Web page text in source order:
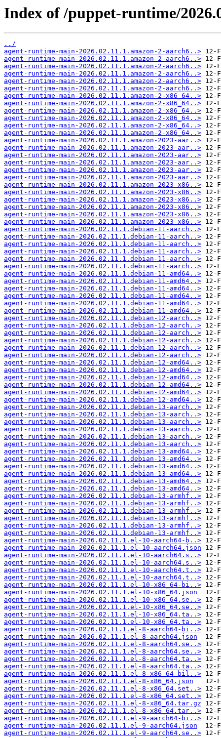
Index of /puppet-runtime/
../
agent-runtime-main-2026.02.11.1.amazon-2-aarch6..>
agent-runtime-main-2026.02.11.1.amazon-2-aarch6..>
agent-runtime-main-2026.02.11.1.amazon-2-aarch6..>
agent-runtime-main-2026.02.11.1.amazon-2-aarch6..>
agent-runtime-main-2026.02.11.1.amazon-2-aarch6..>
agent-runtime-main-2026.02.11.1.amazon-2-aarch6..>
agent-runtime-main-2026.02.11.1.amazon-2-x86_64..>
agent-runtime-main-2026.02.11.1.amazon-2-x86_64..>
agent-runtime-main-2026.02.11.1.amazon-2-x86_64..>
agent-runtime-main-2026.02.11.1.amazon-2-x86_64..>
agent-runtime-main-2026.02.11.1.amazon-2-x86_64..>
agent-runtime-main-2026.02.11.1.amazon-2-x86_64..>
agent-runtime-main-2026.02.11.1.amazon-2023-aar..>
agent-runtime-main-2026.02.11.1.amazon-2023-aar..>
agent-runtime-main-2026.02.11.1.amazon-2023-aar..>
agent-runtime-main-2026.02.11.1.amazon-2023-aar..>
agent-runtime-main-2026.02.11.1.amazon-2023-aar..>
agent-runtime-main-2026.02.11.1.amazon-2023-aar..>
agent-runtime-main-2026.02.11.1.amazon-2023-x86..>
agent-runtime-main-2026.02.11.1.amazon-2023-x86..>
agent-runtime-main-2026.02.11.1.amazon-2023-x86..>
agent-runtime-main-2026.02.11.1.amazon-2023-x86..>
agent-runtime-main-2026.02.11.1.amazon-2023-x86..>
agent-runtime-main-2026.02.11.1.amazon-2023-x86..>
agent-runtime-main-2026.02.11.1.debian-11-aarch..>
agent-runtime-main-2026.02.11.1.debian-11-aarch..>
agent-runtime-main-2026.02.11.1.debian-11-aarch..>
agent-runtime-main-2026.02.11.1.debian-11-aarch..>
agent-runtime-main-2026.02.11.1.debian-11-aarch..>
agent-runtime-main-2026.02.11.1.debian-11-aarch..>
agent-runtime-main-2026.02.11.1.debian-11-amd64..>
agent-runtime-main-2026.02.11.1.debian-11-amd64..>
agent-runtime-main-2026.02.11.1.debian-11-amd64..>
agent-runtime-main-2026.02.11.1.debian-11-amd64..>
agent-runtime-main-2026.02.11.1.debian-11-amd64..>
agent-runtime-main-2026.02.11.1.debian-11-amd64..>
agent-runtime-main-2026.02.11.1.debian-12-aarch..>
agent-runtime-main-2026.02.11.1.debian-12-aarch..>
agent-runtime-main-2026.02.11.1.debian-12-aarch..>
agent-runtime-main-2026.02.11.1.debian-12-aarch..>
agent-runtime-main-2026.02.11.1.debian-12-aarch..>
agent-runtime-main-2026.02.11.1.debian-12-aarch..>
agent-runtime-main-2026.02.11.1.debian-12-amd64..>
agent-runtime-main-2026.02.11.1.debian-12-amd64..>
agent-runtime-main-2026.02.11.1.debian-12-amd64..>
agent-runtime-main-2026.02.11.1.debian-12-amd64..>
agent-runtime-main-2026.02.11.1.debian-12-amd64..>
agent-runtime-main-2026.02.11.1.debian-12-amd64..>
agent-runtime-main-2026.02.11.1.debian-13-aarch..>
agent-runtime-main-2026.02.11.1.debian-13-aarch..>
agent-runtime-main-2026.02.11.1.debian-13-aarch..>
agent-runtime-main-2026.02.11.1.debian-13-aarch..>
agent-runtime-main-2026.02.11.1.debian-13-aarch..>
agent-runtime-main-2026.02.11.1.debian-13-aarch..>
agent-runtime-main-2026.02.11.1.debian-13-amd64..>
agent-runtime-main-2026.02.11.1.debian-13-amd64..>
agent-runtime-main-2026.02.11.1.debian-13-amd64..>
agent-runtime-main-2026.02.11.1.debian-13-amd64..>
agent-runtime-main-2026.02.11.1.debian-13-amd64..>
agent-runtime-main-2026.02.11.1.debian-13-amd64..>
agent-runtime-main-2026.02.11.1.debian-13-armhf..>
agent-runtime-main-2026.02.11.1.debian-13-armhf..>
agent-runtime-main-2026.02.11.1.debian-13-armhf..>
agent-runtime-main-2026.02.11.1.debian-13-armhf..>
agent-runtime-main-2026.02.11.1.debian-13-armhf..>
agent-runtime-main-2026.02.11.1.debian-13-armhf..>
agent-runtime-main-2026.02.11.1.el-10-aarch64-b..>
agent-runtime-main-2026.02.11.1.el-10-aarch64.json
agent-runtime-main-2026.02.11.1.el-10-aarch64.s..>
agent-runtime-main-2026.02.11.1.el-10-aarch64.s..>
agent-runtime-main-2026.02.11.1.el-10-aarch64.t..>
agent-runtime-main-2026.02.11.1.el-10-aarch64.t..>
agent-runtime-main-2026.02.11.1.el-10-x86_64-bi..>
agent-runtime-main-2026.02.11.1.el-10-x86_64.json
agent-runtime-main-2026.02.11.1.el-10-x86_64.se..>
agent-runtime-main-2026.02.11.1.el-10-x86_64.se..>
agent-runtime-main-2026.02.11.1.el-10-x86_64.ta..>
agent-runtime-main-2026.02.11.1.el-10-x86_64.ta..>
agent-runtime-main-2026.02.11.1.el-8-aarch64-bi..>
agent-runtime-main-2026.02.11.1.el-8-aarch64.json
agent-runtime-main-2026.02.11.1.el-8-aarch64.se..>
agent-runtime-main-2026.02.11.1.el-8-aarch64.se..>
agent-runtime-main-2026.02.11.1.el-8-aarch64.ta..>
agent-runtime-main-2026.02.11.1.el-8-aarch64.ta..>
agent-runtime-main-2026.02.11.1.el-8-x86_64-bil..>
agent-runtime-main-2026.02.11.1.el-8-x86_64.json
agent-runtime-main-2026.02.11.1.el-8-x86_64.set..>
agent-runtime-main-2026.02.11.1.el-8-x86_64.set..>
agent-runtime-main-2026.02.11.1.el-8-x86_64.tar.gz
agent-runtime-main-2026.02.11.1.el-8-x86_64.tar..>
agent-runtime-main-2026.02.11.1.el-9-aarch64-bi..>
agent-runtime-main-2026.02.11.1.el-9-aarch64.json
agent-runtime-main-2026.02.11.1.el-9-aarch64.se..>